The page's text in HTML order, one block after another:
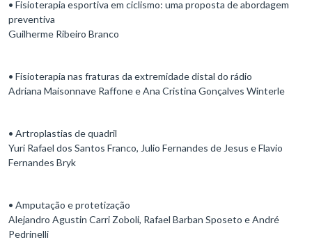
• Fisioterapia esportiva em ciclismo: uma proposta de abordagem
preventiva
Guilherme Ribeiro Branco
• Fisioterapia nas fraturas da extremidade distal do rádio
Adriana Maisonnave Raffone e Ana Cristina Gonçalves Winterle
• Artroplastias de quadril
Yuri Rafael dos Santos Franco, Julio Fernandes de Jesus e Flavio
Fernandes Bryk
• Amputação e protetização
Alejandro Agustin Carri Zoboli, Rafael Barban Sposeto e André
Pedrinelli